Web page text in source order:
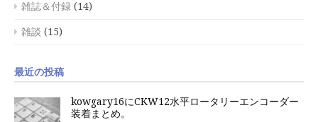
雑誌＆付録 (14)
雑談 (15)
最近の投稿
kowgary16にCKW12水平ロータリーエンコーダー
装着まとめ。